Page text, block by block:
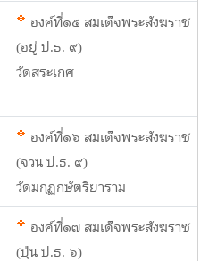
องค์ที่๑๕ สมเด็จพระสังฆราช
(อยู่ ป.ธ. ๙)
วัดสระเกศ
องค์ที่๑๖ สมเด็จพระสังฆราช
(จวน ป.ธ. ๙)
วัดมกุฏกษัตริยาราม
องค์ที่๑๗ สมเด็จพระสังฆราช
(ปุ่น ป.ธ. ๖)